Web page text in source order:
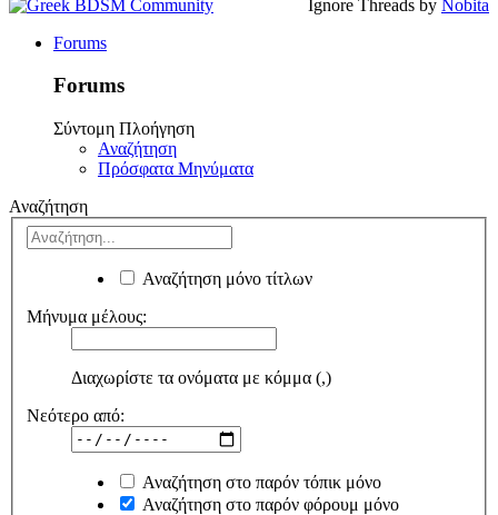
Ignore Threads by Nobita
Forums
Forums
Σύντομη Πλοήγηση
Αναζήτηση
Πρόσφατα Μηνύματα
Αναζήτηση
Αναζήτηση μόνο τίτλων
Μήνυμα μέλους:
Διαχωρίστε τα ονόματα με κόμμα (,)
Νεότερο από:
Αναζήτηση στο παρόν τόπικ μόνο
Αναζήτηση στο παρόν φόρουμ μόνο